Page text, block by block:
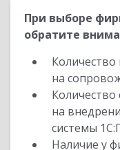
При выборе
обратите
на
Количество
на
системы
Наличие у